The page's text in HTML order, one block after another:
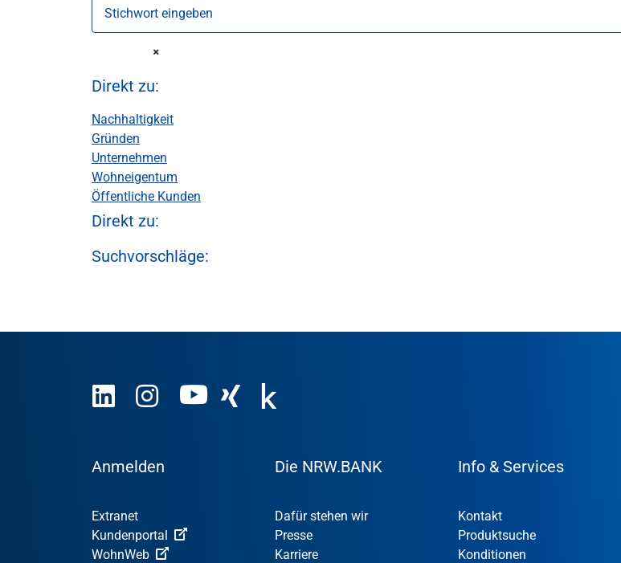
Stichwort eingeben
Direkt zu:
Nachhaltigkeit
Gründen
Unternehmen
Wohneigentum
Öffentliche Kunden
Direkt zu:
Suchvorschläge:
Anmelden
Extranet
Kundenportal
WohnWeb
Die NRW.BANK
Dafür stehen wir
Presse
Karriere
Info & Services
Kontakt
Produktsuche
Konditionen